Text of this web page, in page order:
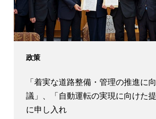
政策
「着実な道路整備・管理の推進に
議」、「自動運転の実現に向けた
に申し入れ